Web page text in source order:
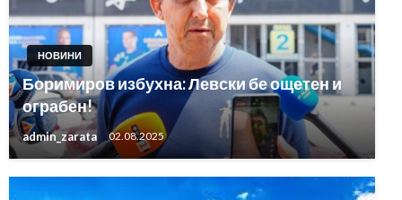
НОВИНИ
Боримиров избухна: Левски бе ощетен и
ограбен!
admin_zarata 02.08.2025